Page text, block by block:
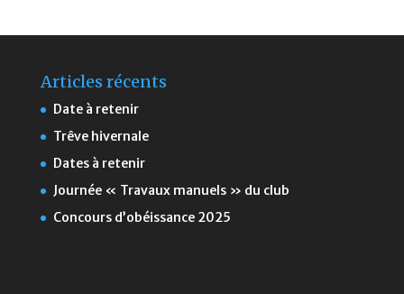
Articles récents
Date à retenir
Trêve hivernale
Dates à retenir
Journée « Travaux manuels » du club
Concours d’obéissance 2025